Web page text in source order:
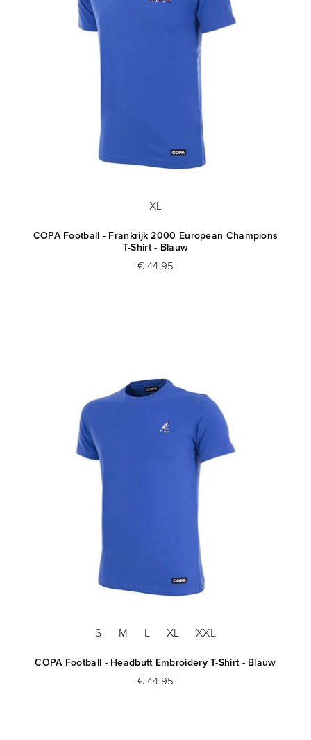
XL
COPA Football - Frankrijk 2000 European Champions
T-Shirt - Blauw
€ 44,95
S M L XL XXL
COPA Football - Headbutt Embroidery T-Shirt - Blauw
€ 44,95